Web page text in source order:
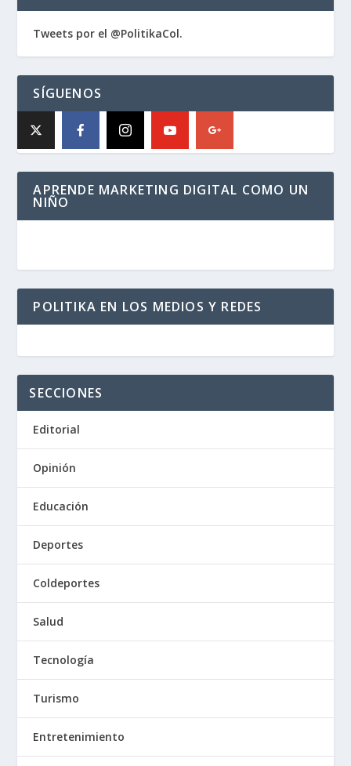
Tweets por el @PolitikaCol.
SÍGUENOS
APRENDE MARKETING DIGITAL COMO UN
NIÑO
POLITIKA EN LOS MEDIOS Y REDES
SECCIONES
Editorial
Opinión
Educación
Deportes
Coldeportes
Salud
Tecnología
Turismo
Entretenimiento